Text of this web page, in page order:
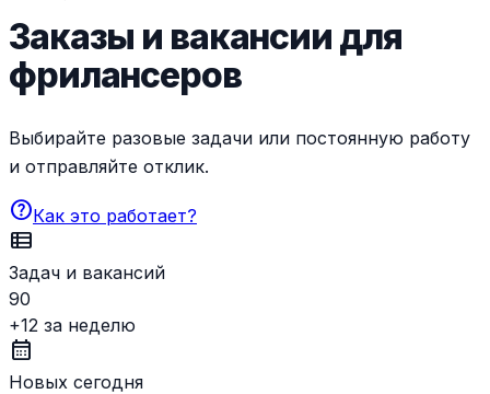
Заказы и вакансии для
фрилансеров
Выбирайте разовые задачи или постоянную работу
и отправляйте отклик.
helpКак это работает?
view_list
Задач и вакансий
90
+12 за неделю
calendar_month
Новых сегодня